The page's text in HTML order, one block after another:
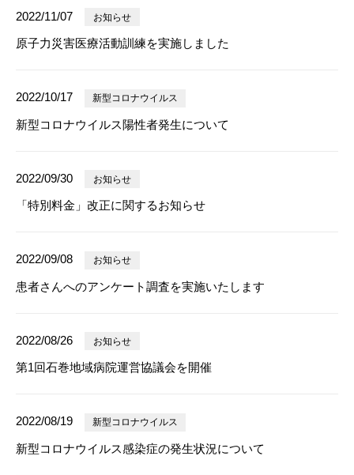
2022/11/07 お知らせ
原子力災害医療活動訓練を実施しました
2022/10/17 新型コロナウイルス
新型コロナウイルス陽性者発生について
2022/09/30 お知らせ
「特別料金」改正に関するお知らせ
2022/09/08 お知らせ
患者さんへのアンケート調査を実施いたします
2022/08/26 お知らせ
第1回石巻地域病院運営協議会を開催
2022/08/19 新型コロナウイルス
新型コロナウイルス感染症の発生状況について